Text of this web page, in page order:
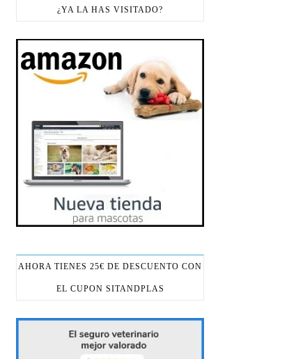
¿YA LA HAS VISITADO?
AHORA TIENES 25€ DE DESCUENTO CON
EL CUPON SITANDPLAS